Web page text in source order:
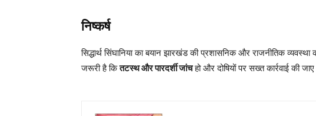
निष्कर्ष
सिद्धार्थ सिंघानिया का बयान झारखंड की प्रशासनिक और राजनीतिक
जरूरी है कितटस्थ और पारदर्शी जांचहो और दोषियों पर सख्त कार्रवाई की